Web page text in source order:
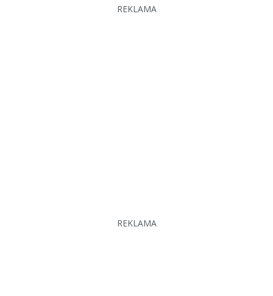
REKLAMA
REKLAMA